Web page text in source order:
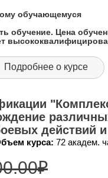
обучающемуся
обучение. Цена
Подробнее о курсе
действий
курса: 72 академ.
₽